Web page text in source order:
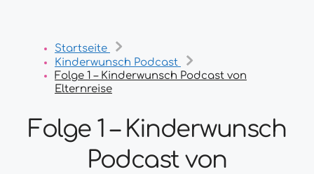
Startseite
Kinderwunsch Podcast
Folge 1 – Kinderwunsch Podcast von
Elternreise
Folge 1 – Kinderwunsch
Podcast von